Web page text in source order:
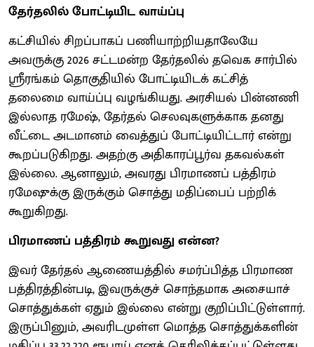
தேர்தலில் போட்டியிட வாய்ப்பு
கட்சியில் சிறப்பாகப் பணியாற்றியதாலேயே
அவருக்கு 2026 சட்டமன்ற தேர்தலில் தவெக சார்பில்
ஸ்ரீரங்கம் தொகுதியில் போட்டியிடக் கட்சித்
தலைமை வாய்ப்பு வழங்கியது. அரசியல் பின்னணி
இல்லாத ரமேஷ், தேர்தல் செலவுகளுக்காக தனது
வீட்டை அடமானம் வைத்துப் போட்டியிட்டார் என்று
கூறப்படுகிறது. அதற்கு அதிகாரப்பூர்வ தகவல்கள்
இல்லை. ஆனாலும், அவரது பிரமாணப் பத்திரம்
ரமேஷுக்கு இருக்கும் சொத்து மதிப்பைப் பற்றிக்
கூறுகிறது.
பிரமாணப் பத்திரம் கூறுவது என்ன?
இவர் தேர்தல் ஆணையத்தில் சமர்ப்பித்த பிரமாண
பத்திரத்தின்படி, இவருக்குச் சொந்தமாக அசையாச்
சொத்துக்கள் ஏதும் இல்லை என்று குறிப்பிட்டுள்ளார்.
இருப்பினும், அவரிடமுள்ள மொத்த சொத்துக்களின்